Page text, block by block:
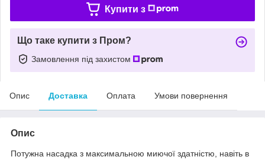
Купити з
Що таке купити з Пром?
Замовлення під захистом
Опис Доставка Оплата Умови повернення
Опис
Потужна насадка з максимальною миючої здатністю, навіть в